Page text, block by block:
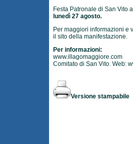
Festa Patronale di San Vito
lunedì 27 agosto.
Per maggiori informazioni e
il sito della manifestazione.
Per informazioni:
www.illagomaggiore.com
Comitato di San Vito. Web:
Versione stampabile